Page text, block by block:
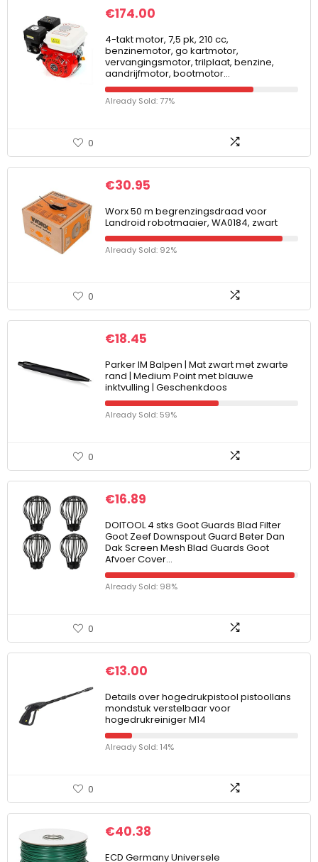
€174.00
4-takt motor, 7,5 pk, 210 cc,
benzinemotor, go kartmotor,
vervangingsmotor, trilplaat, benzine,
aandrijfmotor, bootmotor…
Already Sold: 77%
0
€30.95
Worx 50 m begrenzingsdraad voor
Landroid robotmaaier, WA0184, zwart
Already Sold: 92%
0
€18.45
Parker IM Balpen | Mat zwart met zwarte
rand | Medium Point met blauwe
inktvulling | Geschenkdoos
Already Sold: 59%
0
€16.89
DOITOOL 4 stks Goot Guards Blad Filter
Goot Zeef Downspout Guard Beter Dan
Dak Screen Mesh Blad Guards Goot
Afvoer Cover…
Already Sold: 98%
0
€13.00
Details over hogedrukpistool pistoollans
mondstuk verstelbaar voor
hogedrukreiniger M14
Already Sold: 14%
0
€40.38
ECD Germany Universele